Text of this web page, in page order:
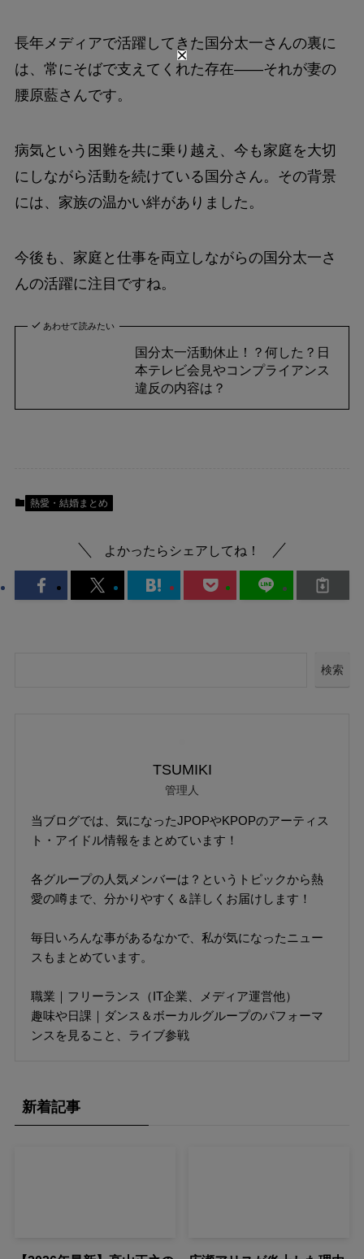
長年メディアで活躍してきた国分太一さんの裏に
は、常にそばで支えてくれた存在——それが妻の
腰原藍さんです。
病気という困難を共に乗り越え、今も家庭を大切
にしながら活動を続けている国分さん。その背景
には、家族の温かい絆がありました。
今後も、家庭と仕事を両立しながらの国分太一さ
んの活躍に注目ですね。
あわせて読みたい
国分太一活動休止！？何した？日
本テレビ会見やコンプライアンス
違反の内容は？
熱愛・結婚まとめ
よかったらシェアしてね！
検索
TSUMIKI
管理人
当ブログでは、気になったJPOPやKPOPのアーティス
ト・アイドル情報をまとめています！
各グループの人気メンバーは？というトピックから熱
愛の噂まで、分かりやすく＆詳しくお届けします！
毎日いろんな事があるなかで、私が気になったニュー
スもまとめています。
職業｜フリーランス（IT企業、メディア運営他）
趣味や日課｜ダンス＆ボーカルグループのパフォーマ
ンスを見ること、ライブ参戦
新着記事